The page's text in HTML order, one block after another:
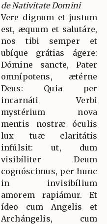
de Nativitate Domini
Vere dignum et justum
est, æquum et salutáre,
nos tibi semper et
ubíque grátias ágere:
Dómine sancte, Pater
omnípotens, ætérne
Deus: Quia per
incarnáti Verbi
mystérium nova
mentis nostræ óculis
lux tuæ claritátis
infúlsit: ut, dum
visibíliter Deum
cognóscimus, per hunc
in invisibílium
amorem rapiámur. Et
ídeo cum Angelis et
Archángelis, cum